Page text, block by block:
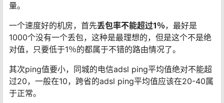
量。
一个速度好的机房，首先丢包率不能超过1％，最好是
1000个没有一个丢包，这种是最理想的，但是这个不是绝
对值，只要低于1％的都属于不错的路由情况了。
其次ping值要小，同城的电信adsl ping平均值绝对不能超
过20，一般在10，跨省的adsl ping平均值应该在20-40属
于正常。